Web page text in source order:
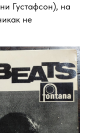
Густафсон), на
не